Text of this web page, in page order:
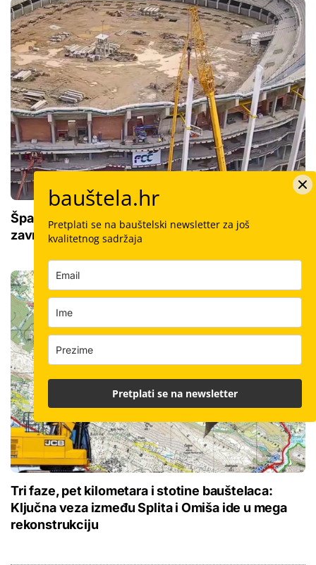
Španjolska dobiva novi mega stadion: Nikad
završena konstrukcija stara je 20 godina
Tri faze, pet kilometara i stotine bauštelaca:
Ključna veza između Splita i Omiša ide u mega
rekonstrukciju
bauštela.hr
Pretplati se na bauštelski newsletter za još
kvalitetnog sadržaja
Pretplati se na newsletter